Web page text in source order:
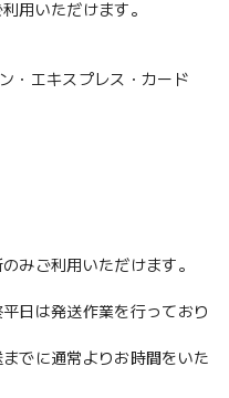
用いただけます。
エキスプレス・カード
みご利用いただけます。
日は発送作業を行っており
でに通常よりお時間をいた